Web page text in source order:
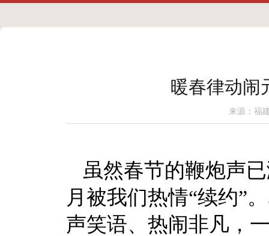
暖春律动闹
来源：
虽然春节的鞭炮声
月被我们热情“续约”
声笑语、热闹非凡，